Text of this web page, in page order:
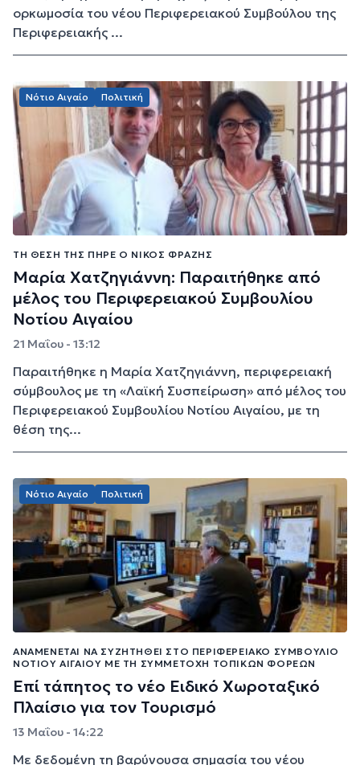
ορκωμοσία του νέου Περιφερειακού Συμβούλου της
Περιφερειακής ...
Νότιο Αιγαίο Πολιτική
ΤΗ ΘΈΣΗ ΤΗΣ ΠΉΡΕ Ο ΝΊΚΟΣ ΦΡΑΖΉΣ
Μαρία Χατζηγιάννη: Παραιτήθηκε από
μέλος του Περιφερειακού Συμβουλίου
Νοτίου Αιγαίου
21 Μαΐου - 13:12
Παραιτήθηκε η Μαρία Χατζηγιάννη, περιφερειακή
σύμβουλος με τη «Λαϊκή Συσπείρωση» από μέλος του
Περιφερειακού Συμβουλίου Νοτίου Αιγαίου, με τη
θέση της...
Νότιο Αιγαίο Πολιτική
ΑΝΑΜΈΝΕΤΑΙ ΝΑ ΣΥΖΗΤΗΘΕΊ ΣΤΟ ΠΕΡΙΦΕΡΕΙΑΚΌ ΣΥΜΒΟΎΛΙΟ
ΝΟΤΊΟΥ ΑΙΓΑΊΟΥ ΜΕ ΤΗ ΣΥΜΜΕΤΟΧΉ ΤΟΠΙΚΏΝ ΦΟΡΈΩΝ
Επί τάπητος το νέο Ειδικό Χωροταξικό
Πλαίσιο για τον Τουρισμό
13 Μαΐου - 14:22
Με δεδομένη τη βαρύνουσα σημασία του νέου